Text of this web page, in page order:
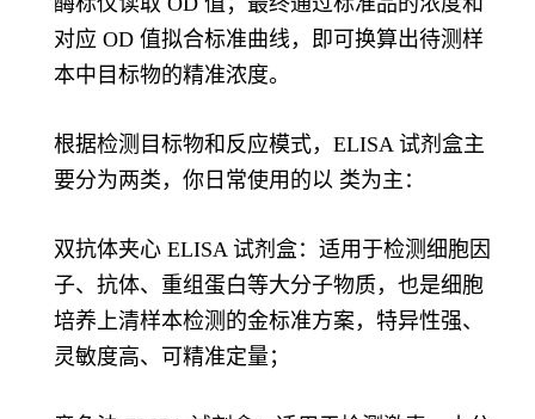
对应 OD 值拟合标准曲线，即可换算出待测样
本中目标物的精准浓度。
根据检测目标物和反应模式，ELISA 试剂盒主
要分为两类，你日常使用的以 类为主：
双抗体夹心 ELISA 试剂盒：适用于检测细胞因
子、抗体、重组蛋白等大分子物质，也是细胞
培养上清样本检测的金标准方案，特异性强、
灵敏度高、可精准定量；